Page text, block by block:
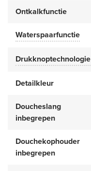
Ontkalkfunctie
Waterspaarfunctie
Drukknoptechnologie
Detailkleur
Doucheslang
inbegrepen
Douchekophouder
inbegrepen